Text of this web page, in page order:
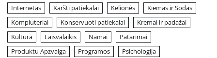
Internetas
Karšti patiekalai Kelionės
Kiemas ir Sodas
Kompiuteriai
Konservuoti patiekalai
Kremai ir padažai
Kultūra
Laisvalaikis Namai
Patarimai
Produktu Apzvalga
Programos
Psichologija